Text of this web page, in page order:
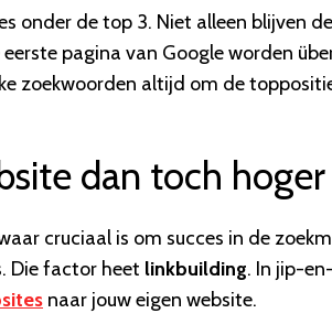
onder de top 3. Niet alleen blijven
pagina van Google worden
zoekwoorden altijd om de
dan toch
cruciaal is om succes in de
Die factor heet linkbuilding. In jip-
naar jouw eigen website.